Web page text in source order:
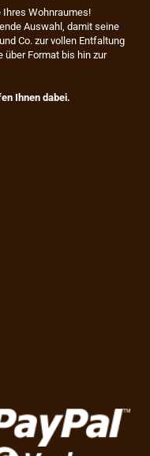
Wohnraumes!
Auswahl, damit seine
Co. zur vollen Entfaltung
über Format bis hin zur
Ihnen dabei.